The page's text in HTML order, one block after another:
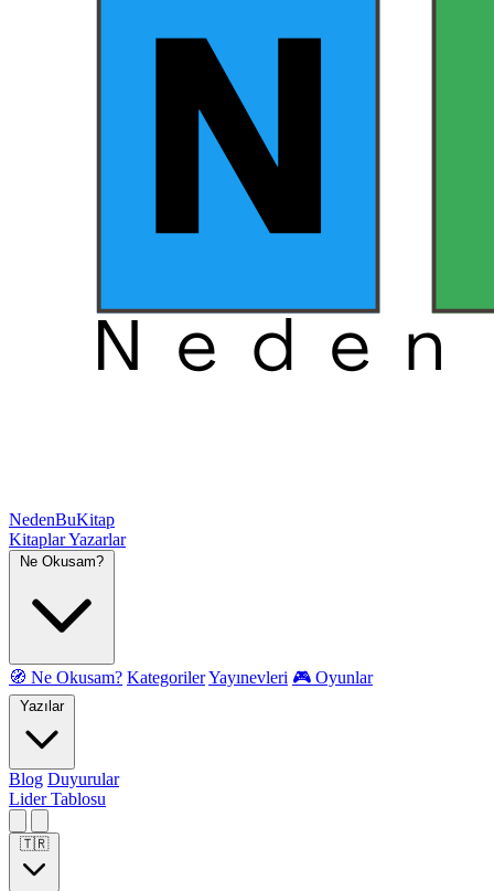
NedenBuKitap
KitaplarYazarlar
Ne Okusam?
🧭 Ne Okusam? KategorilerYayınevleri 🎮 Oyunlar
Yazılar
Blog Duyurular
Lider Tablosu
🇹🇷